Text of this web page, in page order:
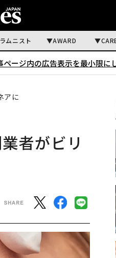
ムニスト AWARD
ページ内の広告表示を最小限に
アに
者がビリ